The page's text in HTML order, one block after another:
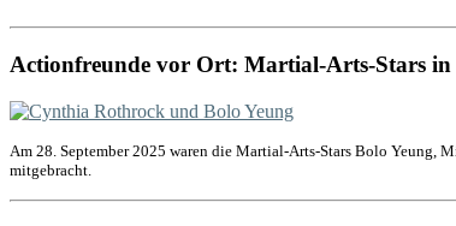
Actionfreunde vor Ort: Martial-Arts-Stars
Am 28. September 2025 waren die Martial-Arts-Stars Bolo Yeung,
mitgebracht.